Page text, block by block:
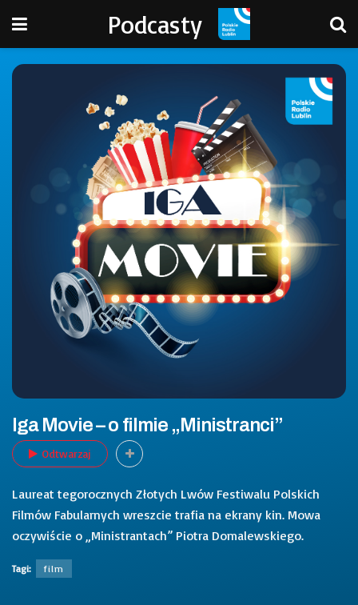
Podcasty
Iga Movie – o filmie „Ministranci”
Odtwarzaj
Laureat tegorocznych Złotych Lwów Festiwalu Polskich
Filmów Fabularnych wreszcie trafia na ekrany kin. Mowa
oczywiście o „Ministrantach” Piotra Domalewskiego.
Tagi: film